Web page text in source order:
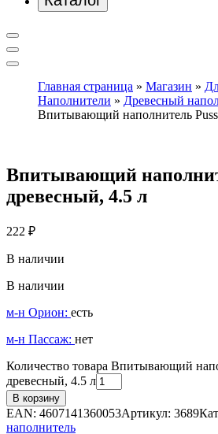
Главная страница » Магазин »
Наполнители » Древесный
Впитывающий наполнитель
Впитывающий
древесный, 4.5 л
222 ₽
В наличии
В наличии
м-н Орион: есть
м-н Пассаж: нет
Количество товара Впитывающий
древесный, 4.5 л
В корзину
EAN: 4607141360053Артикул: 3689
наполнитель